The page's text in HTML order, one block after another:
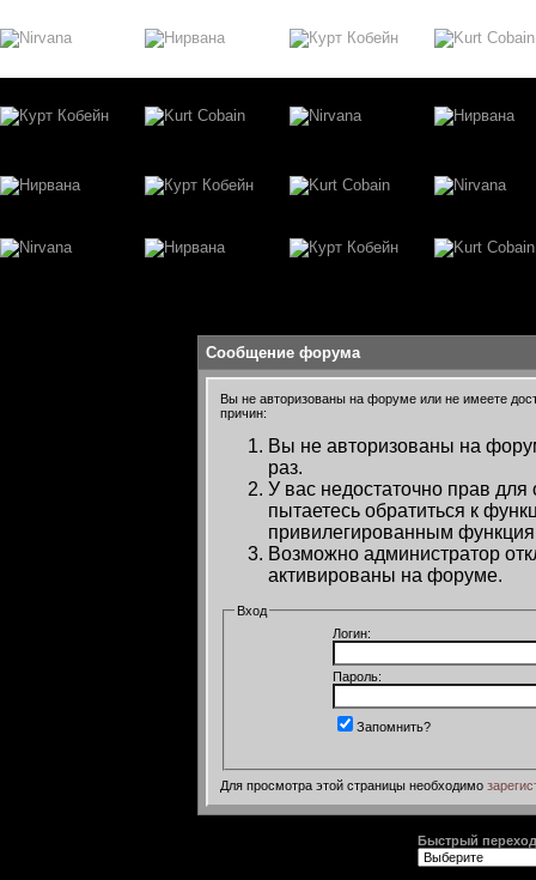
Сообщение форума
Вы не авторизованы на форуме или не имеете
причин:
Вы не авторизованы на
раз.
У вас недостаточно прав
пытаетесь обратиться к
привилегированным
Возможно администратор
активированы на форуме.
Вход
Логин:
Пароль:
Запомнить?
Для просмотра этой страницы необходимо
Быстрый переход